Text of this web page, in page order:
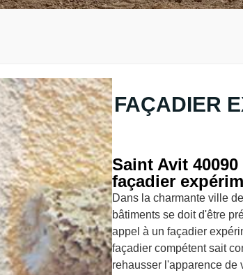
FAÇADIER
Saint Avit
façadier
Dans la charmante ville
bâtiments se doit d'être
appel à un façadier
façadier compétent sait
rehausser l'apparence de